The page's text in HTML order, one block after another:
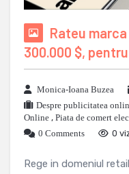
Rateu
300.000 $,
Monica-Ioana Buzea
Despre publicitatea
Online , Piata de comert
0 Comments
0
Rege in domeniul